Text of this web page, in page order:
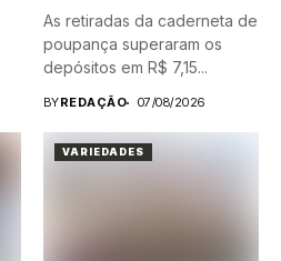
As retiradas da caderneta de
poupança superaram os
depósitos em R$ 7,15...
BYREDAÇÃO 07/08/2026
VARIEDADES